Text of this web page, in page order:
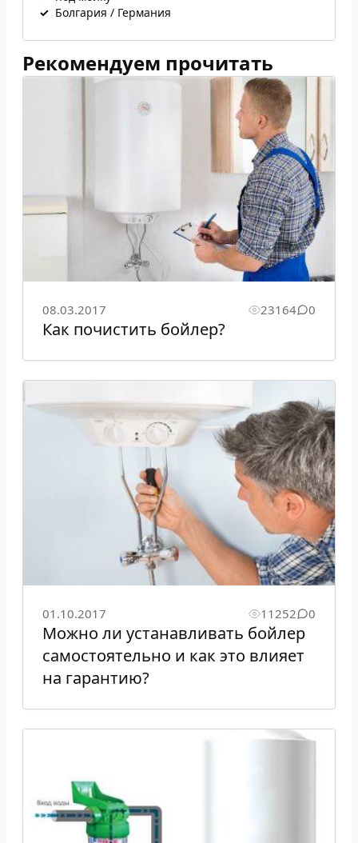
✓ Болгария / Германия
Рекомендуем прочитать
08.03.2017 23164 0
Как почистить бойлер?
01.10.2017 11252 0
Можно ли устанавливать бойлер
самостоятельно и как это влияет
на гарантию?